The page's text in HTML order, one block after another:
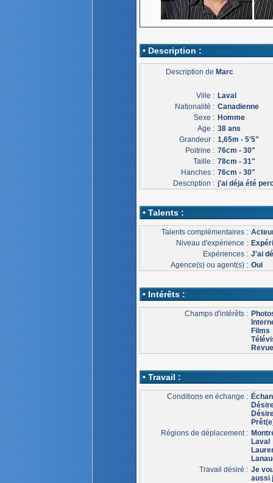
• Description :
Description deMarc
Ville : Laval
Nationalité : Canadienne
Sexe : Homme
Age : 38 ans
Grandeur : 1,65m - 5'5"
Poitrine : 76cm - 30"
Taille : 78cm - 31"
Hanches : 76cm - 30"
Description : j'ai déja été
• Talents :
Talents complémentaires :
Niveau d'expérience :
Expériences : J'ai
Agence(s) ou agent(s) : Oui
• Intérêts :
Champs d'intérêts :
Films
• Travail :
Conditions en échange :
Régions de déplacement :
Laval
Travail désiré : Je
aussi